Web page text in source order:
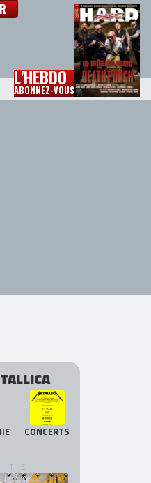
L'HEBDO
ABONNEZ-VOUS
CONCERTS